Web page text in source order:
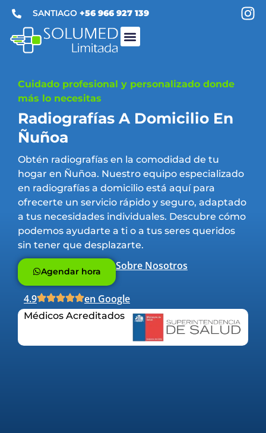
SANTIAGO +56 966 927 139
Cuidado profesional y personalizado donde
más lo necesitas
Radiografías A Domicilio En
Ñuñoa
Obtén radiografías en la comodidad de tu
hogar en Ñuñoa. Nuestro equipo especializado
en radiografías a domicilio está aquí para
ofrecerte un servicio rápido y seguro, adaptado
a tus necesidades individuales. Descubre cómo
podemos ayudarte a ti o a tus seres queridos
sin tener que desplazarte.
Agendar hora Sobre Nosotros
4.9 en Google
Médicos Acreditados